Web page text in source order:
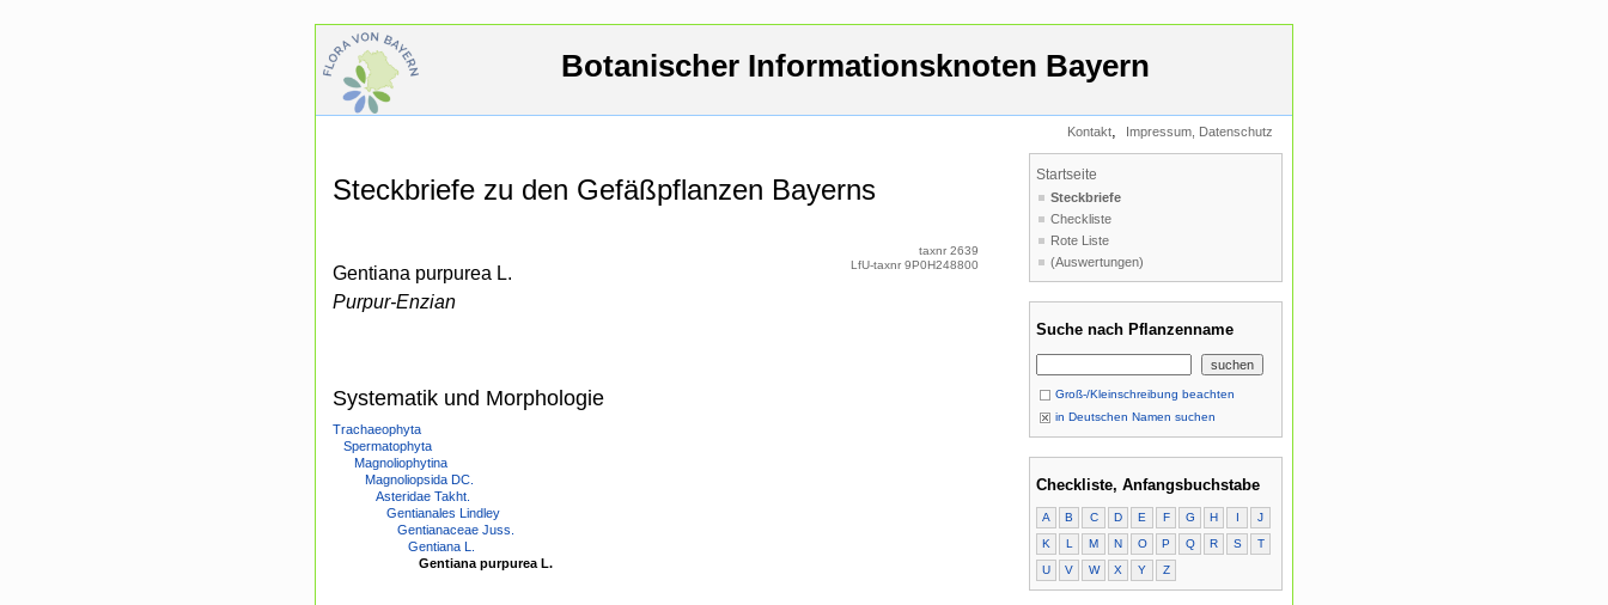
Botanischer Informationsknoten Bayern
Kontakt, Impressum, Datenschutz
Steckbriefe zu den Gefäßpflanzen Bayerns
Gentiana purpurea L.
Purpur-Enzian
taxnr 2639
LfU-taxnr 9P0H248800
Systematik und Morphologie
Trachaeophyta
Spermatophyta
Magnoliophytina
Magnoliopsida DC.
Asteridae Takht.
Gentianales Lindley
Gentianaceae Juss.
Gentiana L.
Gentiana purpurea L.
Startseite
Steckbriefe
Checkliste
Rote Liste
(Auswertungen)
Suche nach Pflanzenname
Groß-/Kleinschreibung beachten
in Deutschen Namen suchen
Checkliste, Anfangsbuchstabe
A B C D E F G H I
J
K
L M N O P Q R S
T
U
V W X Y Z